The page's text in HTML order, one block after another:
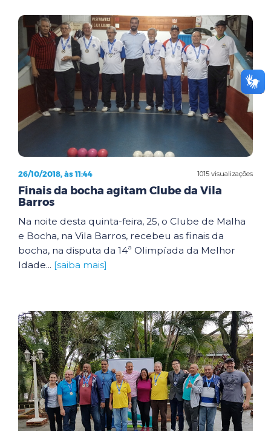
1015 visualizações
26/10/2018, às 11:44
Finais da bocha agitam Clube da Vila
Barros
Na noite desta quinta-feira, 25, o Clube de Malha
e Bocha, na Vila Barros, recebeu as finais da
bocha, na disputa da 14ª Olimpíada da Melhor
Idade... [saiba mais]